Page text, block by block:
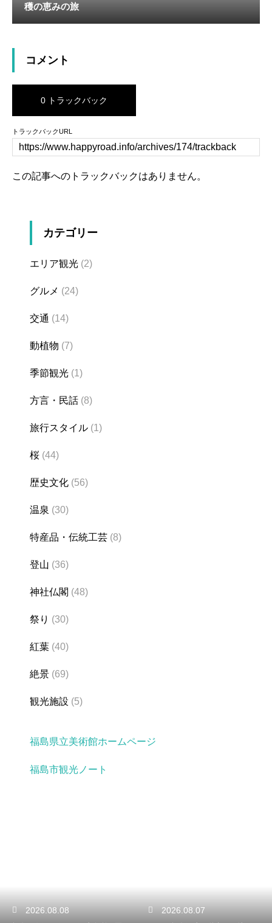
穫の恵みの旅
コメント
0 トラックバック
トラックバックURL
この記事へのトラックバックはありません。
カテゴリー
エリア観光 (2)
グルメ (24)
交通 (14)
動植物 (7)
季節観光 (1)
方言・民話 (8)
旅行スタイル (1)
桜 (44)
歴史文化 (56)
温泉 (30)
特産品・伝統工芸 (8)
登山 (36)
神社仏閣 (48)
祭り (30)
紅葉 (40)
絶景 (69)
観光施設 (5)
福島県立美術館ホームページ
福島市観光ノート
2026.08.07 2026.08.06